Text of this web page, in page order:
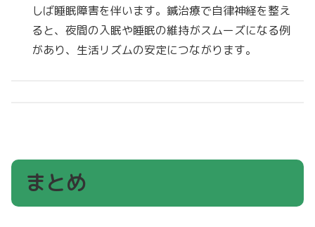
しば睡眠障害を伴います。鍼治療で自律神経を整え
ると、夜間の入眠や睡眠の維持がスムーズになる例
があり、生活リズムの安定につながります。
まとめ